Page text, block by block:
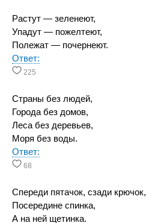
Растут — зеленеют,
Упадут — пожелтеют,
Полежат — почернеют.
Ответ:
225
Страны без людей,
Города без домов,
Леса без деревьев,
Моря без воды.
Ответ:
68
Спереди пятачок, сзади крючок,
Посередине спинка,
А на ней щетинка.